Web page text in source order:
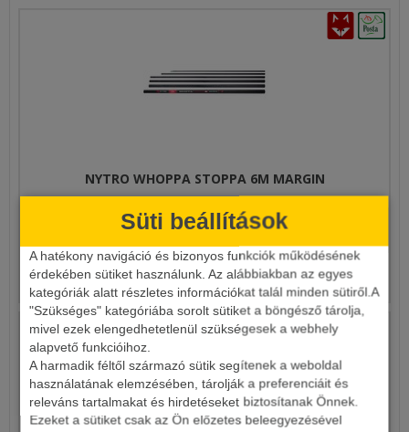
Süti beállítások
A hatékony navigáció és bizonyos funkciók működésének
érdekében sütiket használunk. Az alábbiakban az egyes
kategóriák alatt részletes információkat talál minden sütiről.A
"Szükséges" kategóriába sorolt sütiket a böngésző tárolja,
mivel ezek elengedhetetlenül szükségesek a webhely
alapvető funkcióihoz.
A harmadik féltől származó sütik segítenek a weboldal
használatának elemzésében, tárolják a preferenciáit és
releváns tartalmakat és hirdetéseket biztosítanak Önnek.
Ezeket a sütiket csak az Ön előzetes beleegyezésével
NYTRO WHOPPA STOPPA 6M MARGIN
20 490 Ft
Részletek